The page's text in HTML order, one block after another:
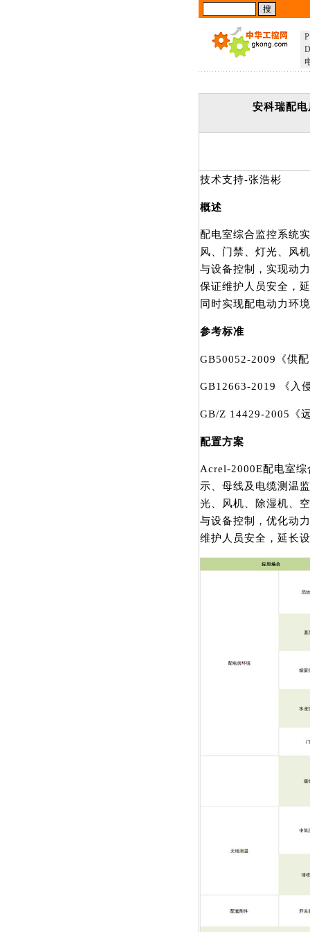
安科瑞配
技术支持-张浩彬
概述
配电室综合监控系统
风、门禁、灯光、风
与设备控制，实现动
保证维护人员安全，
同时实现配电动力环
参考标准
GB50052-2009《供
GB12663-2019 《入
GB/Z 14429-2005《
配置方案
Acrel-2000E配电室综
示、母线及电缆测温
光、风机、除湿机、
与设备控制，优化动
维护人员安全，延长